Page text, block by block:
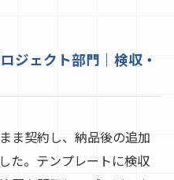
ジェクト部門｜検収・
ま契約し、納品後の追加
た。テンプレートに検収